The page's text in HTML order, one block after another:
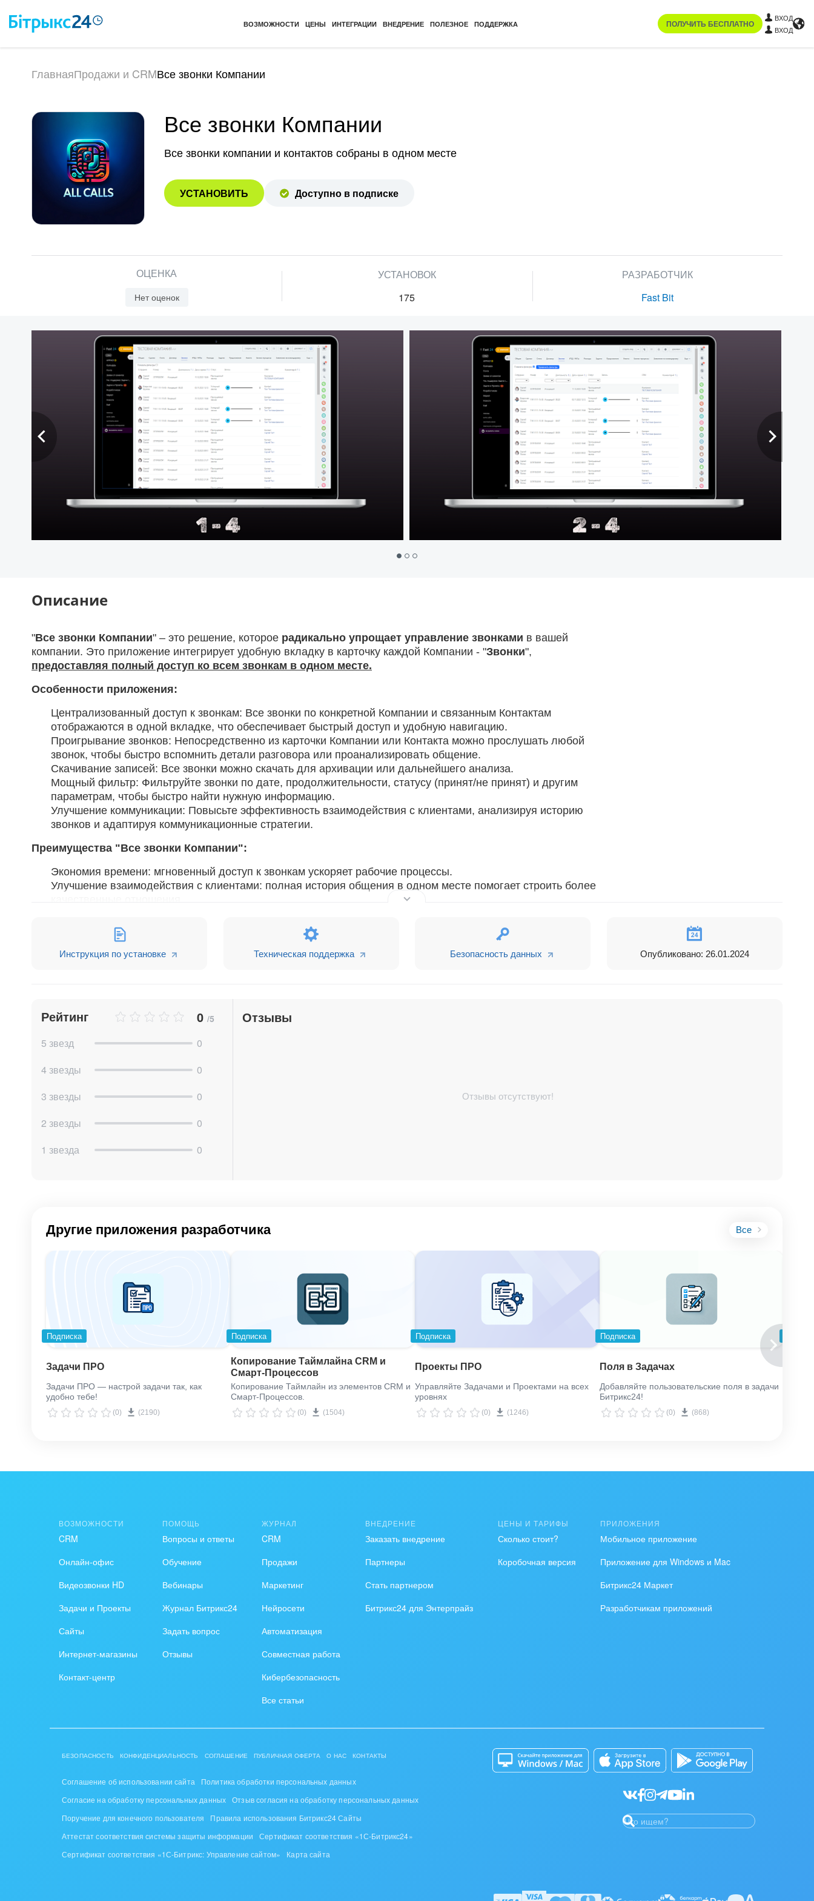
ВОЗМОЖНОСТИ ЦЕНЫ ИНТЕГРАЦИИ ВНЕДРЕНИЕ ПОЛЕЗНОЕ ПОДДЕРЖКА ПОЛУЧИТЬ БЕСПЛАТНО
ВХОД
ВХОД
ГлавнаяПродажи и CRMВсе звонки Компании
Все звонки Компании
Все звонки компании и контактов собраны в одном месте
УСТАНОВИТЬ Доступно в подписке
ОЦЕНКА
Нет оценок
УСТАНОВОК
175
РАЗРАБОТЧИК
Fast Bit
Описание
"Все звонки Компании" – это решение, которое радикально упрощает управление звонками в вашей
компании. Это приложение интегрирует удобную вкладку в карточку каждой Компании - "Звонки",
предоставляя полный доступ ко всем звонкам в одном месте.
Особенности приложения:
Централизованный доступ к звонкам: Все звонки по конкретной Компании и связанным Контактам
отображаются в одной вкладке, что обеспечивает быстрый доступ и удобную навигацию.
Проигрывание звонков: Непосредственно из карточки Компании или Контакта можно прослушать любой
звонок, чтобы быстро вспомнить детали разговора или проанализировать общение.
Скачивание записей: Все звонки можно скачать для архивации или дальнейшего анализа.
Мощный фильтр: Фильтруйте звонки по дате, продолжительности, статусу (принят/не принят) и другим
параметрам, чтобы быстро найти нужную информацию.
Улучшение коммуникации: Повысьте эффективность взаимодействия с клиентами, анализируя историю
звонков и адаптируя коммуникационные стратегии.
Преимущества "Все звонки Компании":
Экономия времени: мгновенный доступ к звонкам ускоряет рабочие процессы.
Улучшение взаимодействия с клиентами: полная история общения в одном месте помогает строить более
способствуют более эффективной работе.
"Все звонки Компании"– это не просто приложение, это ваш надежный помощник в управлении
Инструкция по установке Техническая поддержка Безопасность данных Опубликовано: 26.01.2024
Рейтинг 0 /5
5 звезд
0
4 звезды
0
3 звезды
0
2 звезды
0
1 звезда
0
Отзывы
Отзывы отсутствуют!
Другие приложения разработчика Все
Подписка
Задачи ПРО
Задачи ПРО — настрой задачи так, как
удобно тебе!
(0) (2190)
Подписка
Копирование Таймлайна CRM и
Смарт-Процессов
Копирование Таймлайн из элементов CRM и
Смарт-Процессов.
(0) (1504)
Подписка
Проекты ПРО
Управляйте Задачами и Проектами на всех
уровнях
(0) (1246)
Подписка
Поля в Задачах
Добавляйте пользовательские поля в задачи
Битрикс24!
(0) (868)
ВОЗМОЖНОСТИ
CRM
Онлайн-офис
Видеозвонки HD
Задачи и Проекты
Сайты
Интернет-магазины
Контакт-центр
ПОМОЩЬ
Вопросы и ответы
Обучение
Вебинары
Журнал Битрикс24
Задать вопрос
Отзывы
ЖУРНАЛ
CRM
Продажи
Маркетинг
Нейросети
Автоматизация
Совместная работа
Кибербезопасность
Все статьи
ВНЕДРЕНИЕ
Заказать внедрение
Партнеры
Стать партнером
Битрикс24 для Энтерпрайз
ЦЕНЫ И ТАРИФЫ
Сколько стоит?
Коробочная версия
ПРИЛОЖЕНИЯ
Мобильное приложение
Приложение для Windows и Mac
Битрикс24 Маркет
Разработчикам приложений
БЕЗОПАСНОСТЬ КОНФИДЕНЦИАЛЬНОСТЬ СОГЛАШЕНИЕ ПУБЛИЧНАЯ ОФЕРТА О НАС КОНТАКТЫ
Соглашение об использовании сайта
Политика обработки персональных данных
Согласие на обработку персональных данных Отзыв согласия на обработку персональных данных
Поручение для конечного пользователя
Правила использования Битрикс24 Сайты
Аттестат соответствия системы защиты информации
Сертификат соответствия «1С-Битрикс24»
Сертификат соответствия «1С-Битрикс: Управление сайтом»
Карта сайта